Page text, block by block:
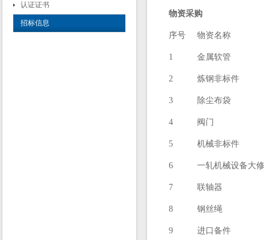
认证证书
招标信息
物资采购
序号 物资名称
1 金属软管
2 炼钢非标件
3 除尘布袋
4 阀门
5 机械非标件
6 一轧机械设备大修
7 联轴器
8 钢丝绳
9 进口备件